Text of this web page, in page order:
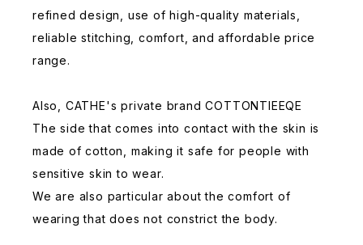
refined design, use of high-quality materials,
reliable stitching, comfort, and affordable price
range.
Also, CATHE's private brand COTTONTIEEQE
The side that comes into contact with the skin is
made of cotton, making it safe for people with
sensitive skin to wear.
We are also particular about the comfort of
wearing that does not constrict the body.